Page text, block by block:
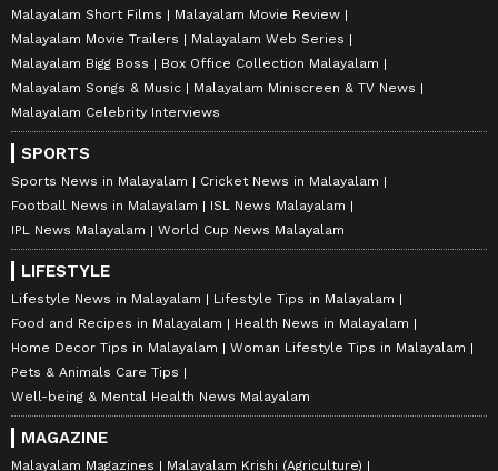
Malayalam Short Films
Malayalam Movie Review
Malayalam Movie Trailers
Malayalam Web Series
Malayalam Bigg Boss
Box Office Collection Malayalam
Malayalam Songs & Music
Malayalam Miniscreen & TV News
Malayalam Celebrity Interviews
SPORTS
Sports News in Malayalam
Cricket News in Malayalam
Football News in Malayalam
ISL News Malayalam
IPL News Malayalam
World Cup News Malayalam
LIFESTYLE
Lifestyle News in Malayalam
Lifestyle Tips in Malayalam
Food and Recipes in Malayalam
Health News in Malayalam
Home Decor Tips in Malayalam
Woman Lifestyle Tips in Malayalam
Pets & Animals Care Tips
Well-being & Mental Health News Malayalam
MAGAZINE
Malayalam Magazines
Malayalam Krishi (Agriculture)